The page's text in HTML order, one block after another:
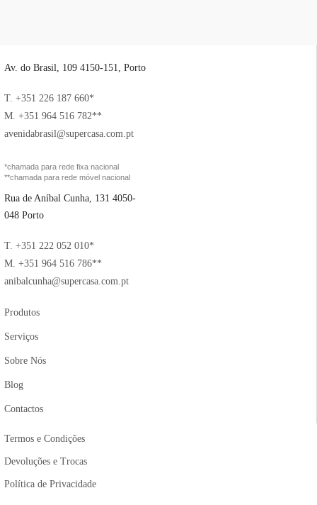
Av. do Brasil, 109 4150-151, Porto
T. +351 226 187 660*
M. +351 964 516 782**
avenidabrasil@supercasa.com.pt
*chamada para rede fixa nacional
**chamada para rede móvel nacional
Rua de Aníbal Cunha, 131 4050-
048 Porto
T. +351 222 052 010*
M. +351 964 516 786**
anibalcunha@supercasa.com.pt
Produtos
Serviços
Sobre Nós
Blog
Contactos
Termos e Condições
Devoluções e Trocas
Política de Privacidade